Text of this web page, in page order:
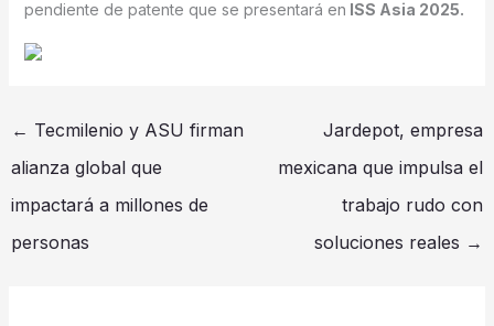
pendiente de patente que se presentará en ISS Asia 2025.
← Tecmilenio y ASU firman
alianza global que
impactará a millones de
personas
Jardepot, empresa
mexicana que impulsa el
trabajo rudo con
soluciones reales →